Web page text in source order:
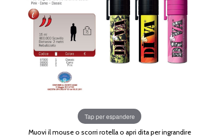
Tap per espandere
Muovi il mouse o scorri rotella o apri dita per ingrandire